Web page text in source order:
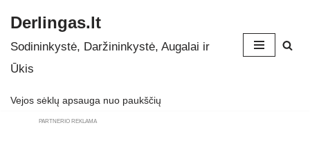
Skip
to
Derlingas.lt
Sodininkystė, Daržininkystė, Augalai ir
Ūkis
Vejos sėklų apsauga nuo paukščių
PARTNERIO REKLAMA